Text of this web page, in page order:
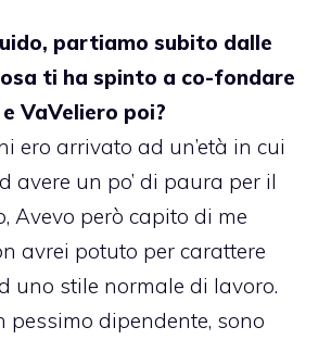
partiamo subito dalle
ti ha spinto a co-fondare
VaVeliero poi?
ero arrivato ad un’età in cui
avere un po’ di paura per il
Avevo però capito di me
avrei potuto per carattere
uno stile normale di lavoro.
pessimo dipendente, sono